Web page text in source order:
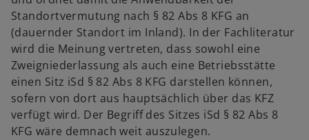
Standortvermutung nach § 82 Abs 8 KFG an
(dauernder Standort im Inland). In der Fachliteratur
wird die Meinung vertreten, dass sowohl eine
Zweigniederlassung als auch eine Betriebsstätte
einen Sitz iSd § 82 Abs 8 KFG darstellen können,
sofern von dort aus hauptsächlich über das KFZ
verfügt wird. Der Begriff des Sitzes iSd § 82 Abs 8
KFG wäre demnach weit auszulegen.